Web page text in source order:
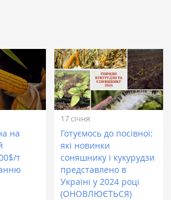
на
т
17 січня
Готуємось до посівної:
які новинки
соняшнику і кукурудзи
представлено в
Україні у 2024 році
(ОНОВЛЮЄТЬСЯ)